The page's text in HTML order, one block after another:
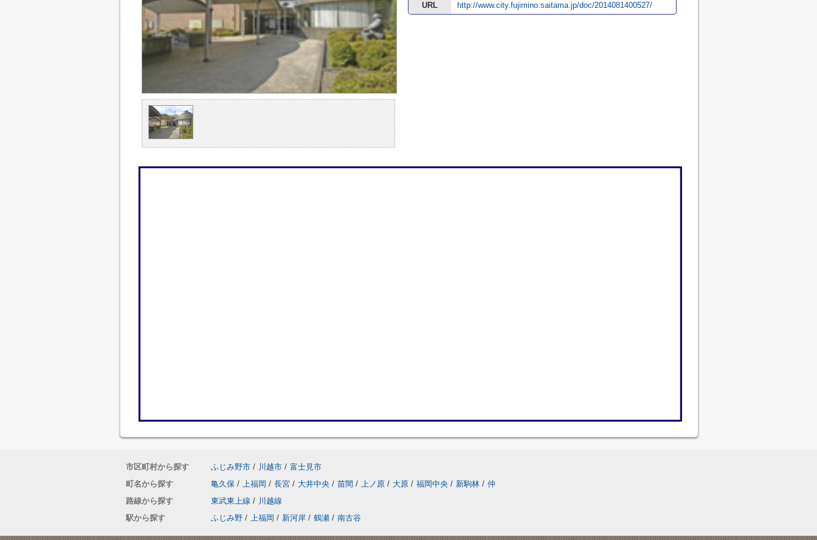
URL
http://www.city.fujimino.saitama.jp/doc/2014081400527/
市区町村から探す ふじみ野市 / 川越市 / 富士見市
町名から探す
亀久保 / 上福岡 / 長宮 / 大井中央 / 苗間 / 上ノ原 / 大原 / 福岡中央 / 新駒林 / 仲
路線から探す
東武東上線 / 川越線
駅から探す
ふじみ野 / 上福岡 / 新河岸 / 鶴瀬 / 南古谷